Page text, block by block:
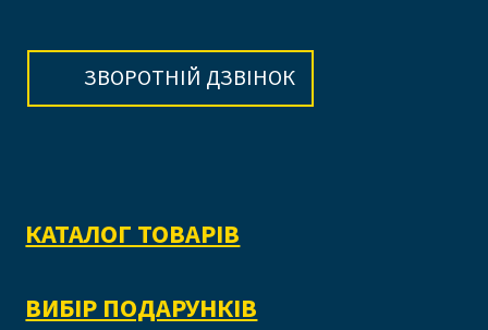
ЗВОРОТНІЙ ДЗВІНОК
КАТАЛОГ ТОВАРІВ
ВИБІР ПОДАРУНКІВ